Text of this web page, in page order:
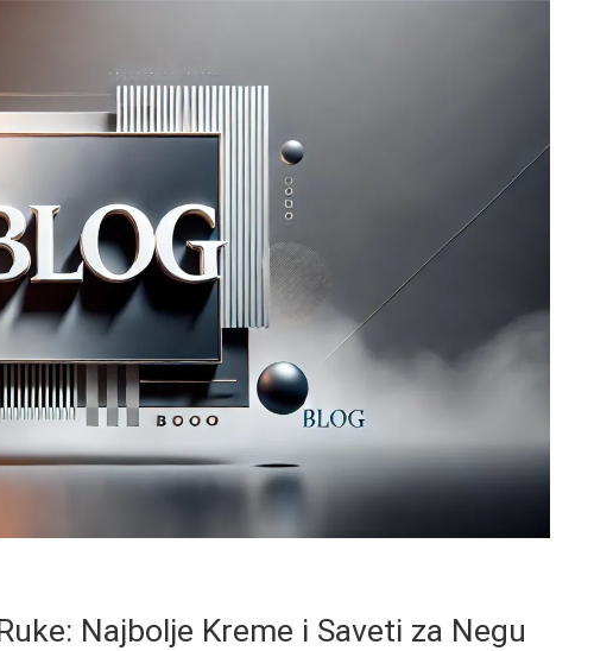
Najbolje Kremе i Saveti za Negu